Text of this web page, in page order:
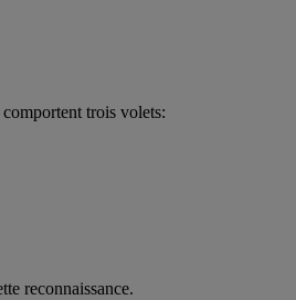
trois volets:
reconnaissance.